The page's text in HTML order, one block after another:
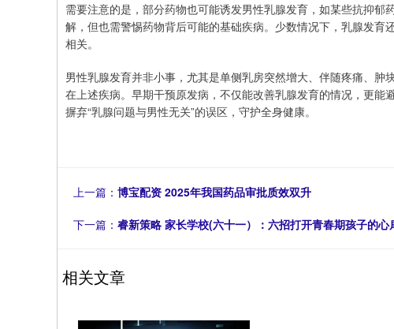
需要注意的是，部分药物也可能诱发男性乳腺发育，如某些抗抑
解，但也需警惕药物背后可能的基础疾病。少数情况下，乳腺发育
相关。
男性乳腺发育并非小事，尤其是单侧乳房突然增大、伴随疼痛、
在上述疾病。早期干预原发病，不仅能改善乳腺发育的情况，更能
摒弃“乳腺问题与男性无关”的误区，守护全身健康。
上一篇： 博宝配资 2025年我国药品审批质效双升
下一篇： 睿新策略 家长学校(六十一）：六招打开青春期孩子的心
相关文章